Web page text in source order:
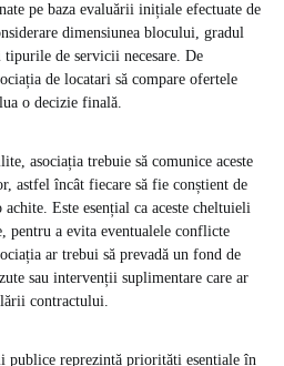
pe baza evaluării inițiale efectuate de
dimensiunea blocului, gradul
tipurile de servicii necesare. De
de locatari să compare ofertele
o decizie finală.
asociația trebuie să comunice aceste
astfel încât fiecare să fie conștient de
Este esențial ca aceste cheltuieli
pentru a evita eventualele conflicte
ar trebui să prevadă un fond de
sau intervenții suplimentare care ar
contractului.
publice reprezintă priorități esențiale în